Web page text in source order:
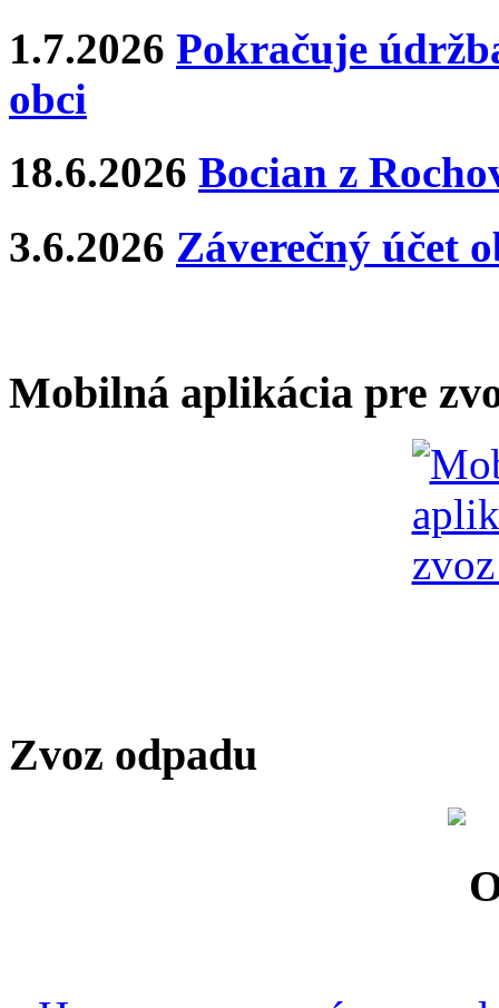
1.7.2026 Pokračuje
obci
18.6.2026 Bocian z
3.6.2026 Záverečný účet
Mobilná aplikácia pre
Zvoz odpadu